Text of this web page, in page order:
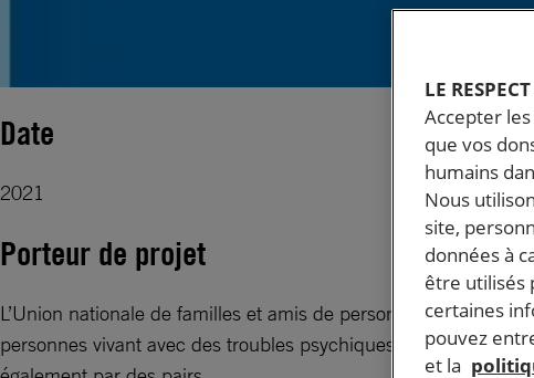
Date
2021
Porteur de projet
L’Union nationale de familles et amis de personnes malades
personnes vivant avec des troubles psychiques ; cet
LE
Accepter
que vos
humains
Nous
site,
données à
être utilisés
certaines
pouvez
et la